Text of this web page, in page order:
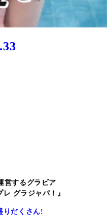
営するグラビア
グラジャパ！』
りだくさん!